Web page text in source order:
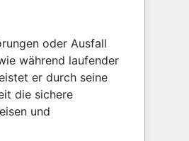
oder Ausfall
während laufender
er durch seine
die sichere
und